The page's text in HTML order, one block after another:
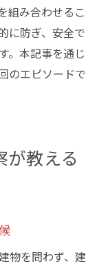
組み合わせるこ
に防ぎ、安全で
。本記事を通じ
のエピソードで
教える
物を問わず、建